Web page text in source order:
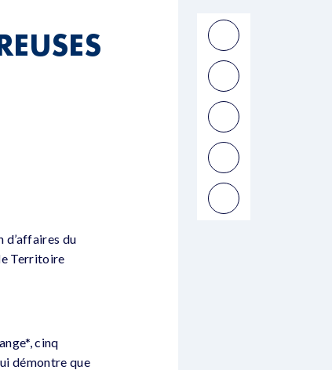
d’affaires du
Territoire
cinq
démontre que